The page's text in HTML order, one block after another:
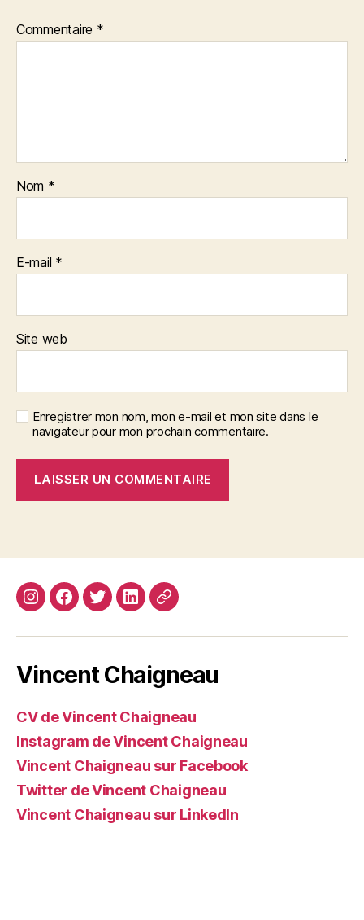
Commentaire *
Nom *
E-mail *
Site web
Enregistrer mon nom, mon e-mail et mon site dans le
navigateur pour mon prochain commentaire.
InstagramFacebook
TwitterLinkedin
Site
Vincent Chaigneau
CV de Vincent Chaigneau
Instagram de Vincent Chaigneau
Vincent Chaigneau sur Facebook
Twitter de Vincent Chaigneau
Vincent Chaigneau sur LinkedIn